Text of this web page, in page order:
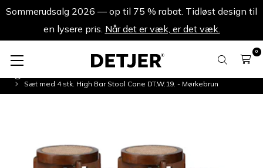
Sommerudsalg 2026 — op til 75 % rabat. Tidløst design til
en lysere pris. Når det er væk, er det væk.
0
Sæt med 4 stk. High Bar Stool Cane DT.W.19. - Mørkebrun